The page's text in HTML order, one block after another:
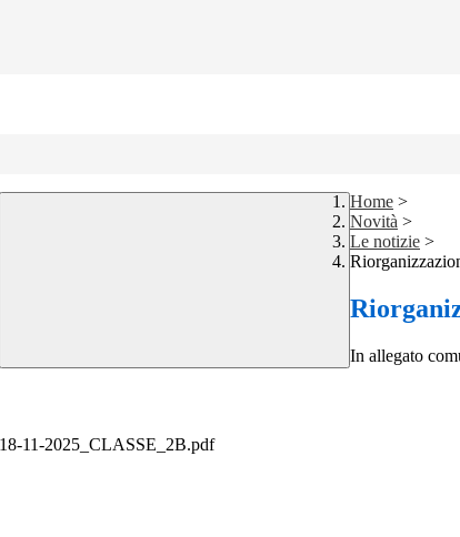
Home >
Novità >
Le notizie >
In allegato
11-2025_CLASSE_2B.pdf